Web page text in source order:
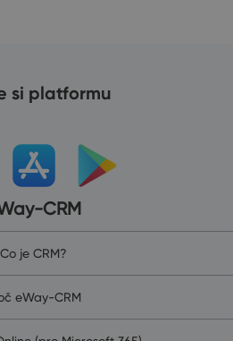
si platformu
CRM
Co je CRM?
eWay-CRM